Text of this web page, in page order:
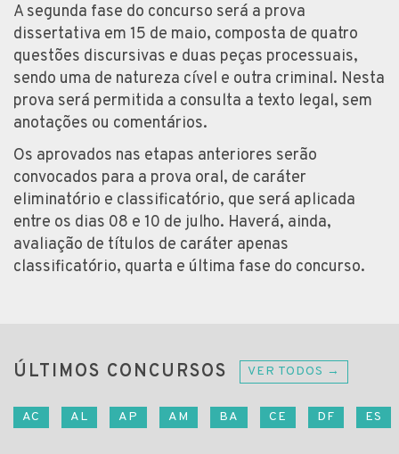
A segunda fase do concurso será a prova
dissertativa em 15 de maio, composta de quatro
questões discursivas e duas peças processuais,
sendo uma de natureza cível e outra criminal. Nesta
prova será permitida a consulta a texto legal, sem
anotações ou comentários.
Os aprovados nas etapas anteriores serão
convocados para a prova oral, de caráter
eliminatório e classificatório, que será aplicada
entre os dias 08 e 10 de julho. Haverá, ainda,
avaliação de títulos de caráter apenas
classificatório, quarta e última fase do concurso.
ÚLTIMOS CONCURSOS VER TODOS →
AC AL AP AM BA CE DF ES